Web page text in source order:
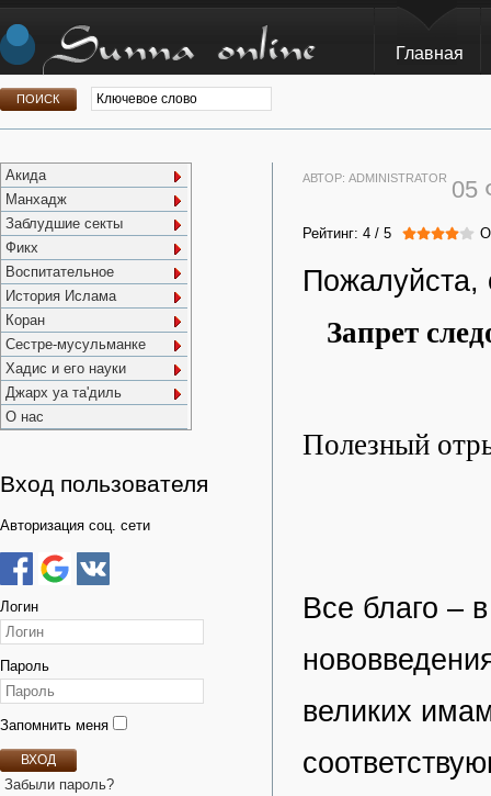
Главная
Акида
Манхадж
Заблудшие секты
Фикх
Воспитательное
История Ислама
Коран
Сестре-мусульманке
Хадис и его науки
Джарх уа та'диль
О нас
Вход пользователя
Авторизация соц. сети
Логин
Пароль
Запомнить меня
ВХОД
Забыли пароль?
АВТОР: ADMINISTRATOR 05
Рейтинг: 4 / 5
Пожалуйста,
Запрет
Полезный
Все благо –
великих